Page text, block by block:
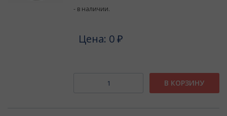
- в наличии.
Цена: 0 ₽
В КОРЗИНУ